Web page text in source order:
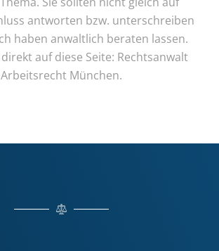
antworten bzw. unterschreiben
haben anwaltlich beraten lassen.
auf diese Seite: Rechtsanwalt
Arbeitsrecht München.